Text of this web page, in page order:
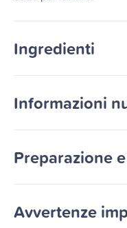
Ingredienti
Informazioni
Preparazione
Avvertenze